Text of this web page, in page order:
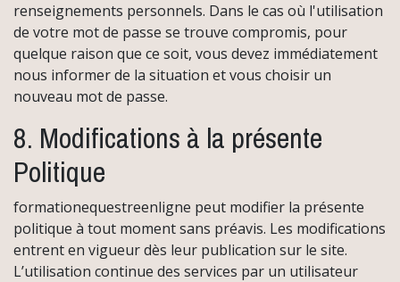
renseignements personnels. Dans le cas où l'utilisation
de votre mot de passe se trouve compromis, pour
quelque raison que ce soit, vous devez immédiatement
nous informer de la situation et vous choisir un
nouveau mot de passe.
8. Modifications à la présente
Politique
formationequestreenligne peut modifier la présente
politique à tout moment sans préavis. Les modifications
entrent en vigueur dès leur publication sur le site.
L’utilisation continue des services par un utilisateur